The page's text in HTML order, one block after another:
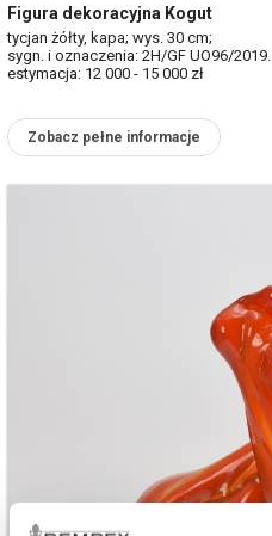
Figura dekoracyjna Kogut
tycjan żółty, kapa; wys. 30 cm;
sygn. i oznaczenia: 2H/GF UO96/2019.
estymacja: 12 000 - 15 000 zł
Zobacz pełne informacje